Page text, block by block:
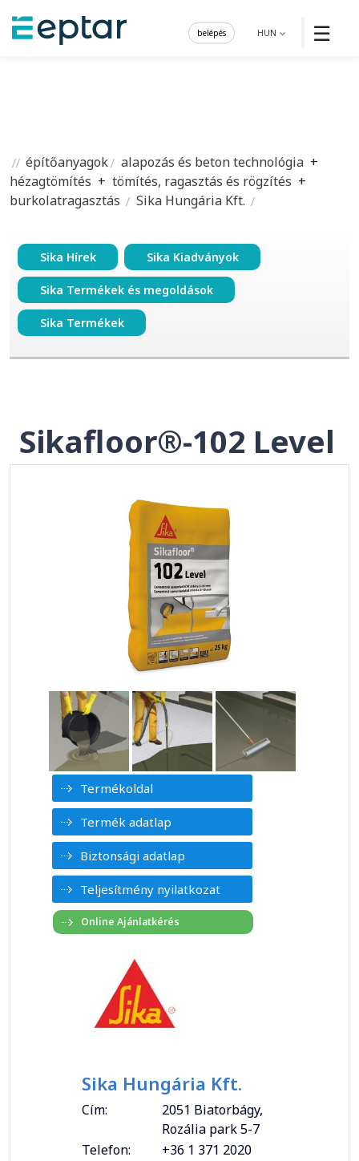
☰
HUN
belépés
építőanyagok alapozás és beton technológia +
hézagtömítés + tömítés, ragasztás és rögzítés +
burkolatragasztás
Sika Hungária Kft.
Sika Hírek Sika Kiadványok
Sika Termékek és megoldások
Sika Termékek
Sikafloor®-102 Level
Termékoldal
Termék adatlap
Biztonsági adatlap
Teljesítmény nyilatkozat
Sika Hungária Kft.
Cím:
2051 Biatorbágy,
Rozália park 5-7
Telefon:
+36 1 371 2020